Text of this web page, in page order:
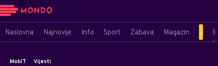
Naslovna Najnovije Info Sport Zabava Magazin
MobIT Vijesti